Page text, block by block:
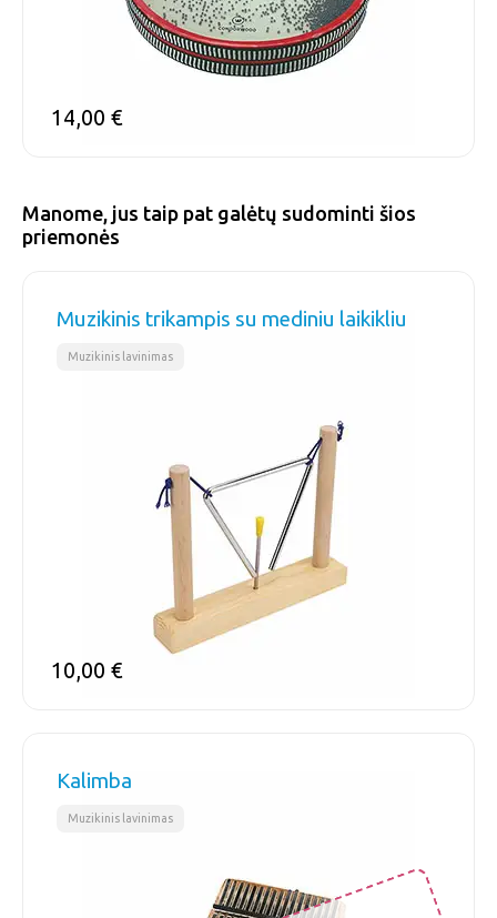
14,00 €
Manome, jus taip pat galėtų sudominti šios
priemonės
Muzikinis trikampis su mediniu laikikliu
Muzikinis lavinimas
10,00 €
Kalimba
Muzikinis lavinimas